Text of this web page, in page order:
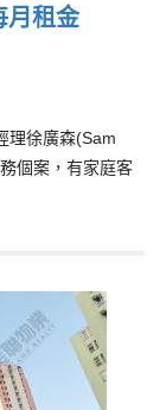
月租金
理徐廣森(Sam
個案，有家庭客